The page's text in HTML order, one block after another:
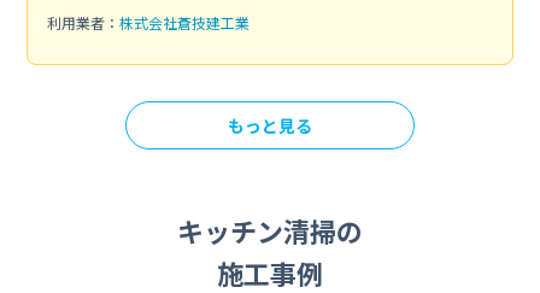
利用業者： 株式会社蒼技建工業
もっと見る
キッチン清掃の
施工事例